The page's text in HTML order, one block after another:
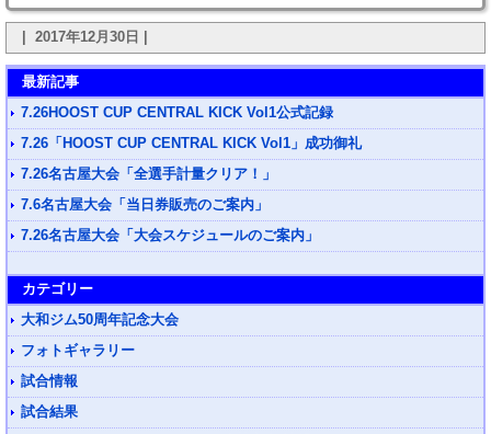
| 2017年12月30日 |
最新記事
7.26HOOST CUP CENTRAL KICK Vol1公式記録
7.26「HOOST CUP CENTRAL KICK Vol1」成功御礼
7.26名古屋大会「全選手計量クリア！」
7.6名古屋大会「当日券販売のご案内」
7.26名古屋大会「大会スケジュールのご案内」
カテゴリー
大和ジム50周年記念大会
フォトギャラリー
試合情報
試合結果